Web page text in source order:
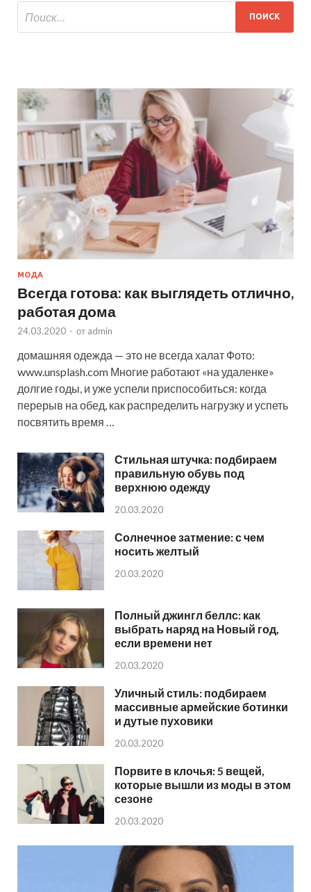
МОДА
Всегда готова: как выглядеть отлично,
работая дома
24.03.2020 - от admin
домашняя одежда — это не всегда халат Фото:
www.unsplash.com Многие работают «на удаленке»
долгие годы, и уже успели приспособиться: когда
перерыв на обед, как распределить нагрузку и успеть
посвятить время …
Стильная штучка: подбираем
правильную обувь под
верхнюю одежду
20.03.2020
Солнечное затмение: с чем
носить желтый
20.03.2020
Полный джингл беллс: как
выбрать наряд на Новый год,
если времени нет
20.03.2020
Уличный стиль: подбираем
массивные армейские ботинки
и дутые пуховики
20.03.2020
Порвите в клочья: 5 вещей,
которые вышли из моды в этом
сезоне
20.03.2020